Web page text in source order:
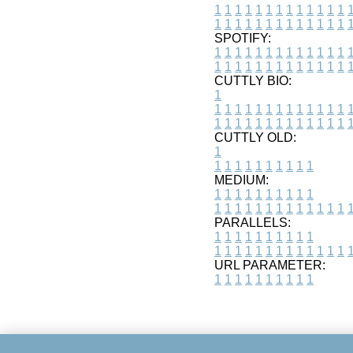
1 1 1 1 1 1 1 1 1 1 1 1 1 1
1 1 1 1 1 1 1 1 1 1 1 1 1 1
SPOTIFY:
1 1 1 1 1 1 1 1 1 1 1 1 1 1
1 1 1 1 1 1 1 1 1 1 1 1 1 1
CUTTLY BIO:
1
1 1 1 1 1 1 1 1 1 1 1 1 1 1
1 1 1 1 1 1 1 1 1 1 1 1 1 1
CUTTLY OLD:
1
1 1 1 1 1 1 1 1 1 1
MEDIUM:
1 1 1 1 1 1 1 1 1 1
1 1 1 1 1 1 1 1 1 1 1 1 1 1
PARALLELS:
1 1 1 1 1 1 1 1 1 1
1 1 1 1 1 1 1 1 1 1 1 1 1 1
URL PARAMETER:
1 1 1 1 1 1 1 1 1 1